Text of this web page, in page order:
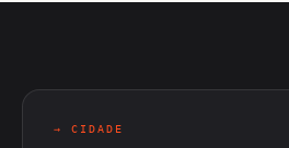
→ CIDADE